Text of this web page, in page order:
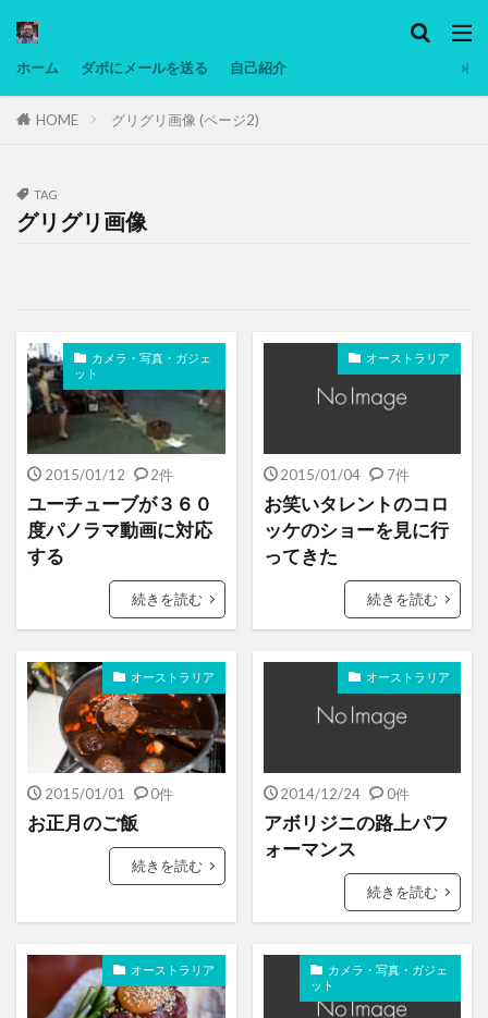
ホーム ダボにメールを送る 自己紹介
HOME グリグリ画像 (ページ2)
TAG
グリグリ画像
カメラ・写真・ガジェ
ット
2015/01/12 2件
ユーチューブが３６０
度パノラマ動画に対応
する
続きを読む
オーストラリア
2015/01/04 7件
お笑いタレントのコロ
ッケのショーを見に行
ってきた
続きを読む
オーストラリア
2015/01/01 0件
お正月のご飯
続きを読む
オーストラリア
2014/12/24 0件
アボリジニの路上パフ
ォーマンス
続きを読む
オーストラリア
カメラ・写真・ガジェ
ット
タグ
低温調理・スロークッカー